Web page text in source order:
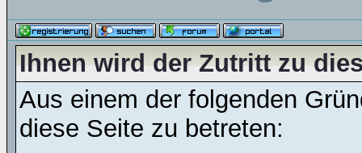
Ihnen wird der Zutritt zu
Aus einem der folgenden
diese Seite zu betreten: